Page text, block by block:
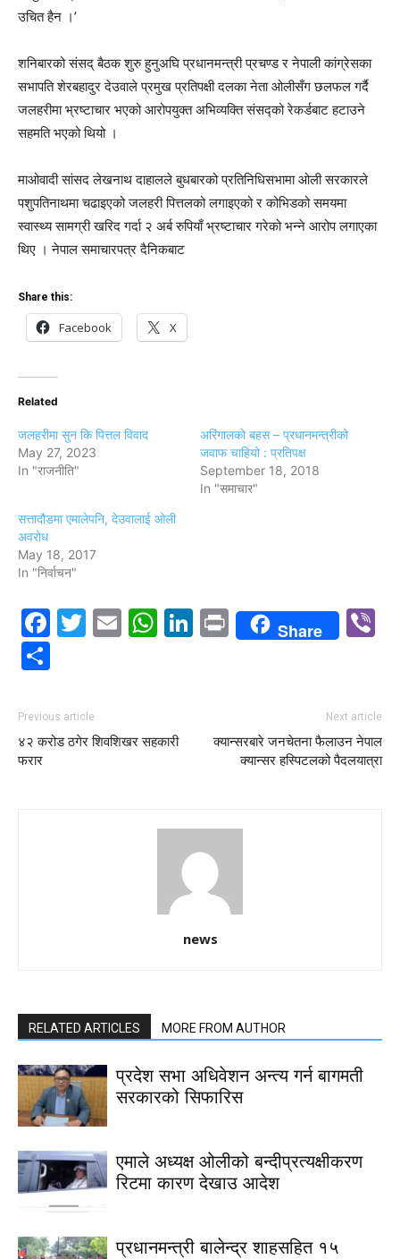
उचित हैन ।’
शनिबारको संसद् बैठक शुरु हुनुअघि प्रधानमन्त्री प्रचण्ड र नेपाली कांग्रेसका
सभापति शेरबहादुर देउवाले प्रमुख प्रतिपक्षी दलका नेता ओलीसँग छलफल गर्दै
जलहरीमा भ्रष्टाचार भएको आरोपयुक्त अभिव्यक्ति संसद्को रेकर्डबाट हटाउने
सहमति भएको थियो ।
माओवादी सांसद लेखनाथ दाहालले बुधबारको प्रतिनिधिसभामा ओली सरकारले
पशुपतिनाथमा चढाइएको जलहरी पित्तलको लगाइएको र कोभिडको समयमा
स्वास्थ्य सामग्री खरिद गर्दा २ अर्ब रुपियाँ भ्रष्टाचार गरेको भन्ने आरोप लगाएका
थिए । नेपाल समाचारपत्र दैनिकबाट
Share this:
Facebook X
Related
जलहरीमा सुन कि पित्तल विवाद
May 27, 2023
In "राजनीति"
अरिंगालकाे बहस – प्रधानमन्त्रीको
जवाफ चाहियो : प्रतिपक्ष
September 18, 2018
In "समाचार"
सत्तादौडमा एमालेपनि, देउवालाई ओली
अवरोध
May 18, 2017
In "निर्वाचन"
Facebook
Twitter
EmailWhatsApp
LinkedIn
PrintShare
Previous article
४२ करोड ठगेर शिवशिखर सहकारी
फरार
Next article
क्यान्सरबारे जनचेतना फैलाउन नेपाल
क्यान्सर हस्पिटलको पैदलयात्रा
news
RELATED ARTICLES MORE FROM AUTHOR
प्रदेश सभा अधिवेशन अन्त्य गर्न बागमती
सरकारको सिफारिस
एमाले अध्यक्ष ओलीको बन्दीप्रत्यक्षीकरण
रिटमा कारण देखाउ आदेश
प्रधानमन्त्री बालेन्द्र शाहसहित १५